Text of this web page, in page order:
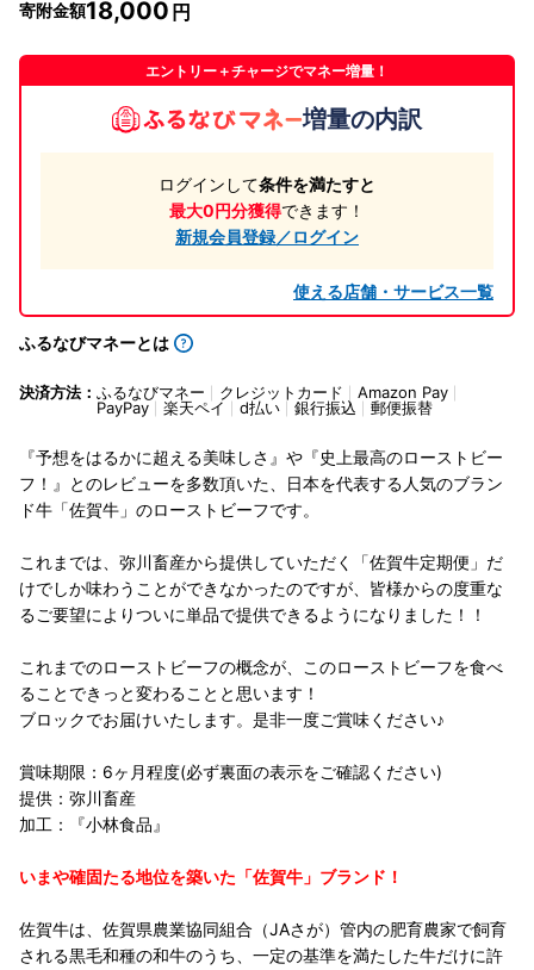
寄附金額18,000
エントリー＋チャージでマネー増量！
増量の内訳
ログインして条件を満たすと
最大0円分獲得できます！
新規会員登録／ログイン
使える店舗・サービス一覧
ふるなびマネーとは
決済方法： ふるなびマネー クレジットカード
Amazon Pay
PayPay
楽天ペイ d払い 銀行振込 郵便振替
『予想をはるかに超える美味しさ』や『史上最高のローストビー
フ！』とのレビューを多数頂いた、日本を代表する人気のブラン
ド牛「佐賀牛」のローストビーフです。
これまでは、弥川畜産から提供していただく「佐賀牛定期便」だ
けでしか味わうことができなかったのですが、皆様からの度重な
るご要望によりついに単品で提供できるようになりました！！
これまでのローストビーフの概念が、このローストビーフを食べ
ることできっと変わることと思います！
ブロックでお届けいたします。是非一度ご賞味ください♪
賞味期限：6ヶ月程度(必ず裏面の表示をご確認ください)
提供：弥川畜産
加工：『小林食品』
いまや確固たる地位を築いた「佐賀牛」ブランド！
佐賀牛は、佐賀県農業協同組合（JAさが）管内の肥育農家で飼育
される黒毛和種の和牛のうち、一定の基準を満たした牛だけに許